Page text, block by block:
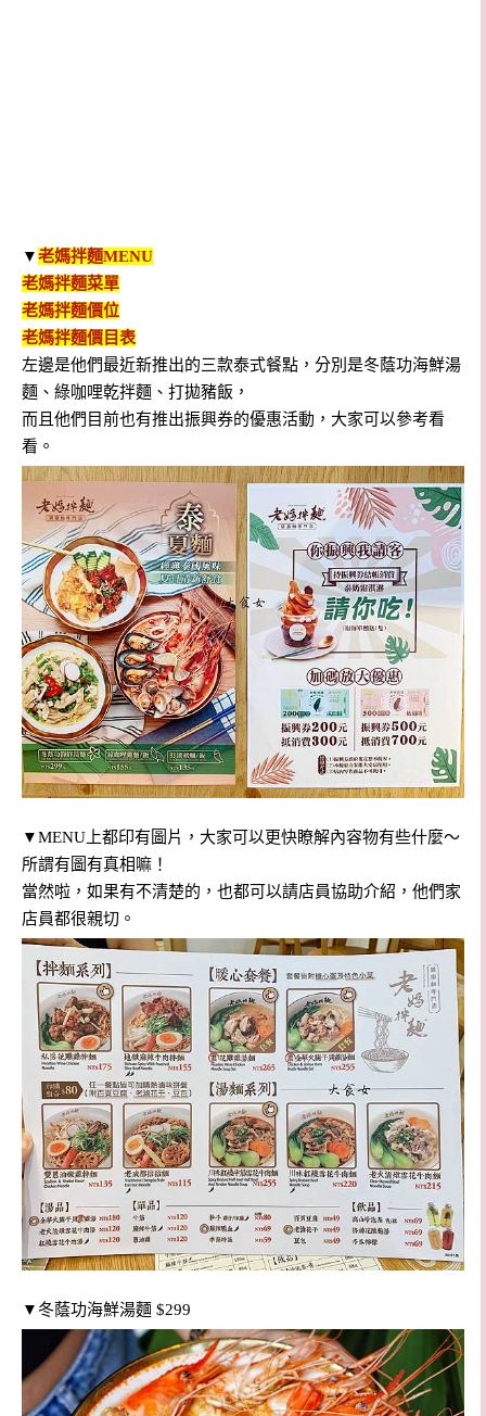
▼老媽拌麵MENU
老媽拌麵菜單
老媽拌麵價位
老媽拌麵價目表
左邊是他們最近新推出的三款泰式餐點，分別是冬蔭功海鮮湯
麵、綠咖哩乾拌麵、打拋豬飯，
而且他們目前也有推出振興券的優惠活動，大家可以參考看
看。
▼MENU上都印有圖片，大家可以更快瞭解內容物有些什麼～
所謂有圖有真相嘛！
當然啦，如果有不清楚的，也都可以請店員協助介紹，他們家
店員都很親切。
▼冬蔭功海鮮湯麵 $299